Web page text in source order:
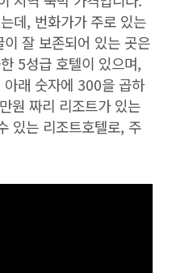
데, 번화가가 주로 있는
잘 보존되어 있는 곳은
5성급 호텔이 있으며,
래 숫자에 300을 곱하
원 짜리 리조트가 있는
있는 리조트호텔로, 주